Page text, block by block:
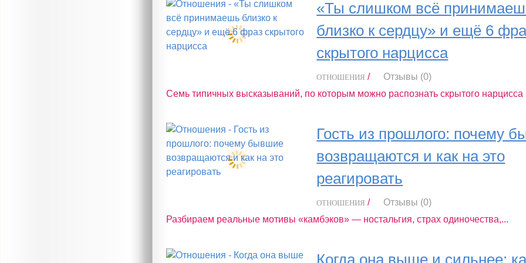
«Ты слишком всё
близко к сердцу» и ещё 6
скрытого нарцисса
ОТНОШЕНИЯ /
Отзывы (0)
Семь типичных высказываний, по которым можно распознать скрытого нарцисса
Гость из прошлого: почему
возвращаются и как на это
реагировать
ОТНОШЕНИЯ /
Отзывы (0)
Разбираем реальные мотивы «камбэков» — ностальгия, страх одиночества,...
Когда она выше и сильнее: